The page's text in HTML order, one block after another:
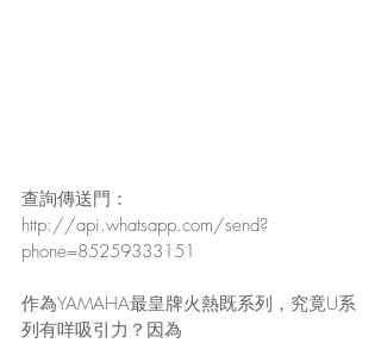
查詢傳送門：
http://api.whatsapp.com/send?
phone=85259333151
作為YAMAHA最皇牌火熱既系列，究竟U系
列有咩吸引力？因為